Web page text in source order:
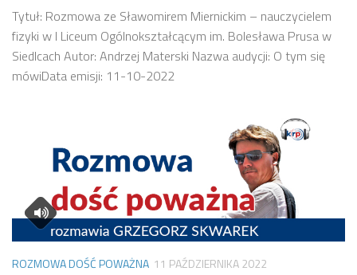
Tytuł: Rozmowa ze Sławomirem Miernickim – nauczycielem
fizyki w I Liceum Ogólnokształcącym im. Bolesława Prusa w
Siedlcach Autor: Andrzej Materski Nazwa audycji: O tym się
mówiData emisji: 11-10-2022
ROZMOWA DOŚĆ POWAŻNA 11 PAŹDZIERNIKA 2022